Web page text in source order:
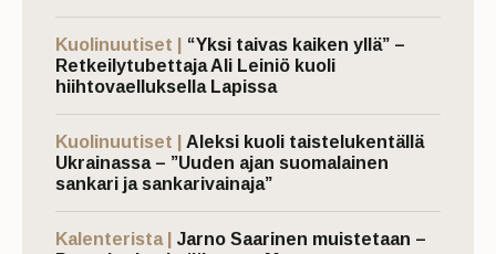
Kuolinuutiset |
“Yksi taivas kaiken yllä” –
Retkeilytubettaja Ali Leiniö kuoli
hiihtovaelluksella Lapissa
Kuolinuutiset |
Aleksi kuoli taistelukentällä
Ukrainassa – ”Uuden ajan suomalainen
sankari ja sankarivainaja”
Kalenterista |
Jarno Saarinen muistetaan –